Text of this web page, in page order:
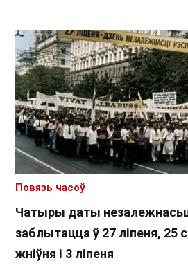
Чатыры даты
заблытацца ў 27 ліпеня, 25
жніўня і 3 ліпеня
Повязь часоў